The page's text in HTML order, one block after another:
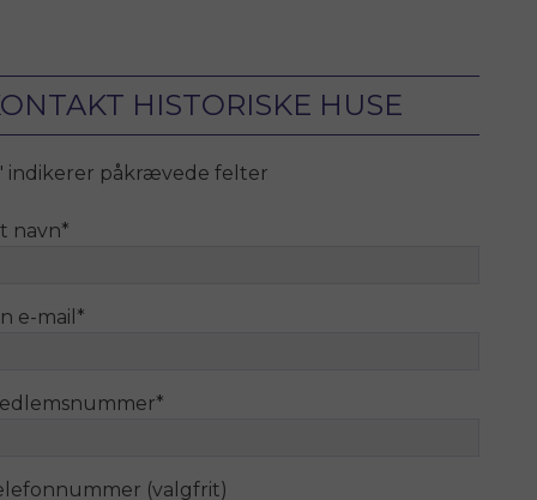
HISTORISKE HUSE
indikerer påkrævede felter
navn*
e-mail *
*
(valgfrit)